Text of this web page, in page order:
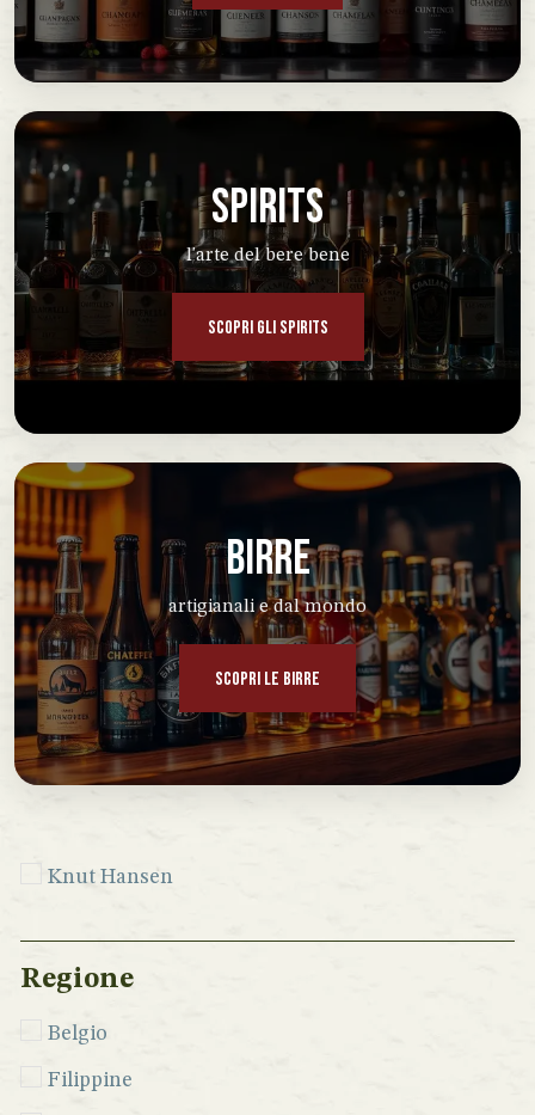
SPIRITS
l'arte del bere bene
SCOPRI GLI SPIRITS
BIRRE
artigianali e dal mondo
SCOPRI LE BIRRE
Knut Hansen
Regione
Belgio
Filippine